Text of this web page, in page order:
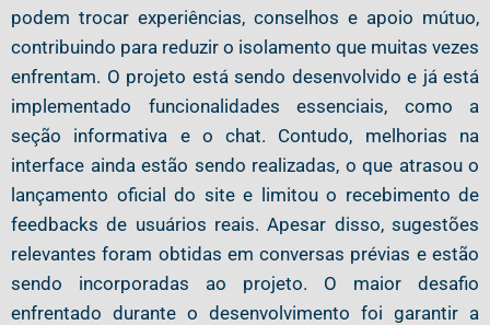
podem trocar experiências, conselhos e apoio mútuo,
contribuindo para reduzir o isolamento que muitas vezes
enfrentam. O projeto está sendo desenvolvido e já está
implementado funcionalidades essenciais, como a
seção informativa e o chat. Contudo, melhorias na
interface ainda estão sendo realizadas, o que atrasou o
lançamento oficial do site e limitou o recebimento de
feedbacks de usuários reais. Apesar disso, sugestões
relevantes foram obtidas em conversas prévias e estão
sendo incorporadas ao projeto. O maior desafio
enfrentado durante o desenvolvimento foi garantir a